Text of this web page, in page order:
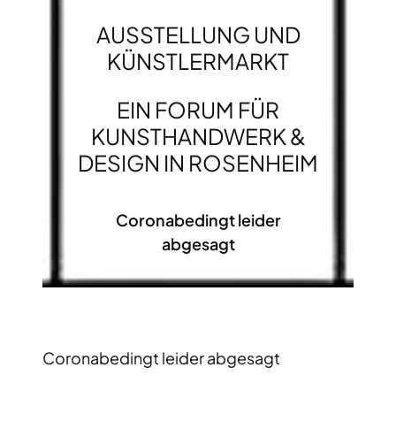
AUSSTELLUNG UND
KÜNSTLERMARKT
EIN FORUM FÜR
KUNSTHANDWERK &
DESIGN IN ROSENHEIM
Coronabedingt leider
abgesagt
Coronabedingt leider abgesagt